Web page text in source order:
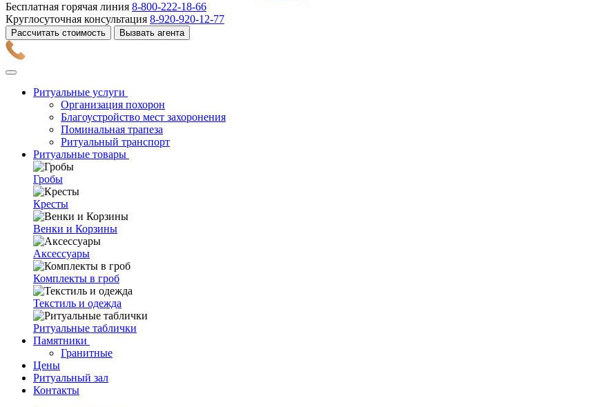
Бесплатная горячая линия 8-800-222-18-66
Круглосуточная консультация 8-920-920-12-77
Рассчитать стоимость Вызвать агента
Ритуальные услуги
Организация похорон
Благоустройство мест захоронения
Поминальная трапеза
Ритуальный транспорт
Ритуальные товары
Гробы
Кресты
Венки и Корзины
Аксессуары
Комплекты в гроб
Текстиль и одежда
Ритуальные таблички
Памятники
Гранитные
Цены
Ритуальный зал
Контакты